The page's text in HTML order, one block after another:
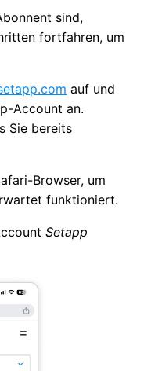
sind,
fortfahren, um
auf und
Account an.
Sie bereits
Browser, um
funktioniert.
Setapp